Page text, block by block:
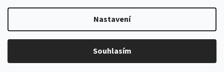
Nastavení
Souhlasím
Vytvořil Shoptet
AZAobuv. Všechna práva vyhrazena.